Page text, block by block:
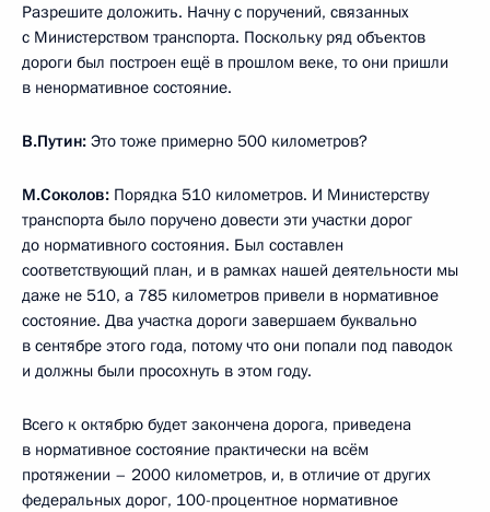
Разрешите доложить. Начну с поручений, связанных
с Министерством транспорта. Поскольку ряд объектов
дороги был построен ещё в прошлом веке, то они пришли
в ненормативное состояние.
В.Путин: Это тоже примерно 500 километров?
М.Соколов: Порядка 510 километров. И Министерству
транспорта было поручено довести эти участки дорог
до нормативного состояния. Был составлен
соответствующий план, и в рамках нашей деятельности мы
даже не 510, а 785 километров привели в нормативное
состояние. Два участка дороги завершаем буквально
в сентябре этого года, потому что они попали под паводок
и должны были просохнуть в этом году.
Всего к октябрю будет закончена дорога, приведена
в нормативное состояние практически на всём
протяжении – 2000 километров, и, в отличие от других
федеральных дорог, 100-процентное нормативное